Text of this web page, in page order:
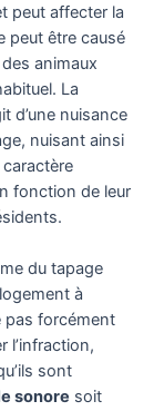
peut affecter la
peut être causé
animaux
La
d’une nuisance
nuisant ainsi
fonction de leur
du tapage
à
pas forcément
l’infraction,
sont
sonore soit